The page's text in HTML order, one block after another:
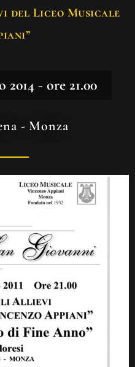
del Liceo Musicale
2014 - ore 21.00
- Monza